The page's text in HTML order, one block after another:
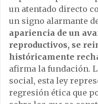
un atentado directo
un signo alarmante
apariencia de un
reproductivos, se
históricamente
afirma la fundación.
social, esta ley
regresión ética que